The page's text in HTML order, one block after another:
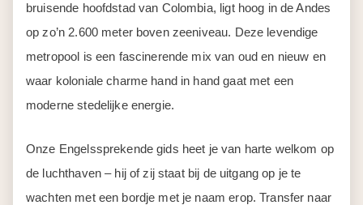
bruisende hoofdstad van Colombia, ligt hoog in de Andes
op zo’n 2.600 meter boven zeeniveau. Deze levendige
metropool is een fascinerende mix van oud en nieuw en
waar koloniale charme hand in hand gaat met een
moderne stedelijke energie.
Onze Engelssprekende gids heet je van harte welkom op
de luchthaven – hij of zij staat bij de uitgang op je te
wachten met een bordje met je naam erop. Transfer naar